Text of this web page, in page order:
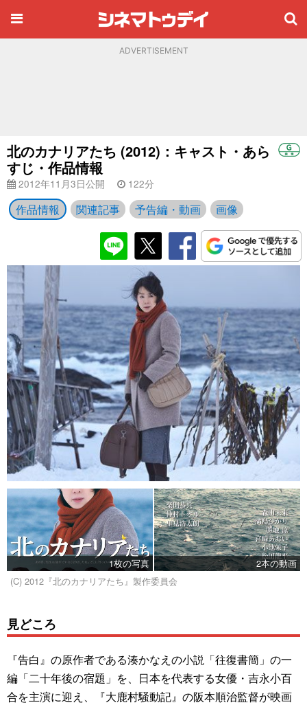
ADVERTISEMENT
北のカナリアたち (2012)：キャスト・あら
すじ・作品情報
2012年11月3日公開 122分
作品情報 関連記事 予告編・動画 画像
1枚の写真
2本の動画
(C) 2012『北のカナリアたち』製作委員会
見どころ
『告白』の原作者である湊かなえの小説「往復書簡」の一
編「二十年後の宿題」を、日本を代表する女優・吉永小百
合を主演に迎え、『大鹿村騒動記』の阪本順治監督が映画